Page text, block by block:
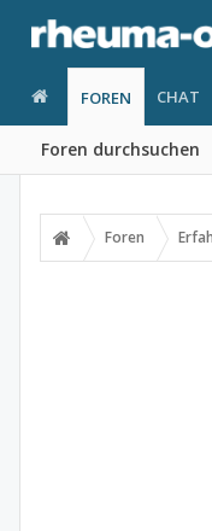
FOREN
Foren durchsuchen
CHAT
Foren